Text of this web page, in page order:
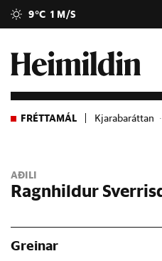
9°C 1 M/S
FRÉTTAMÁL Kjarabaráttan
AÐILI
Ragnhildur
Greinar